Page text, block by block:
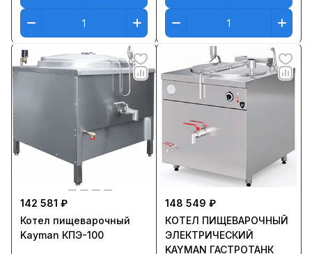
142 581 ₽
Котел пищеварочный
Kayman КПЭ-100
148 549 ₽
КOТЕЛ ПИЩЕВАРОЧНЫЙ
ЭЛЕКТРИЧЕСКИЙ
KAYMAN ГАСТРОТАНК